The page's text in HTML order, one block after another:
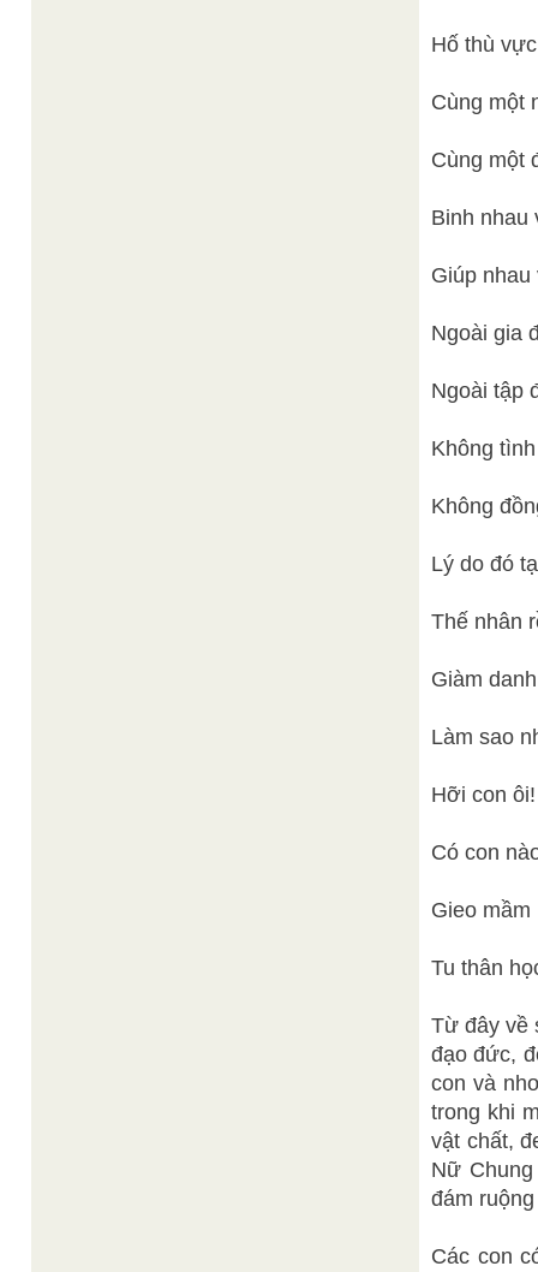
Hố thù
Cùng một
Cùng một
Binh nhau
Giúp
Ngoài gia
Ngoài tập
Không
Không
Lý do đó
Thế nhân
Giàm
Làm sao
Hỡi con
Có con
Gieo mầm
Tu thân
Từ đây về
đạo đức,
con và
trong khi
vật chất,
Nữ
đám
Các con